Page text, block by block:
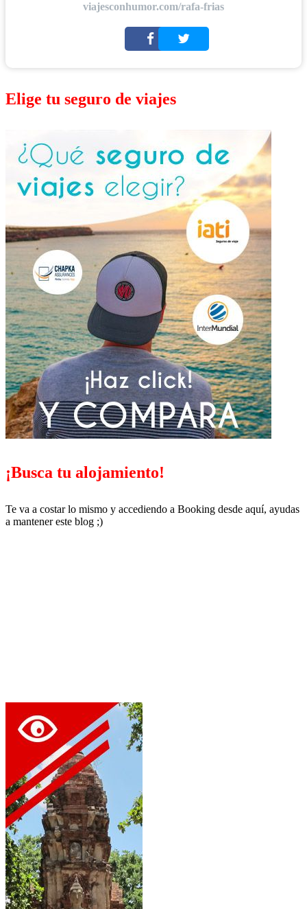
viajesconhumor.com/rafa-frias
Elige tu seguro de viajes
¡Busca tu alojamiento!
Te va a costar lo mismo y accediendo a Booking desde aquí, ayudas
a mantener este blog ;)